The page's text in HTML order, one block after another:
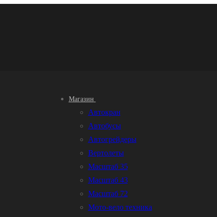
Магазин
Автокран
Автобусы
Автогрейдеры
Вертолеты
Масштаб 35
Масштаб 43
Масштаб 72
Мото-вело техника